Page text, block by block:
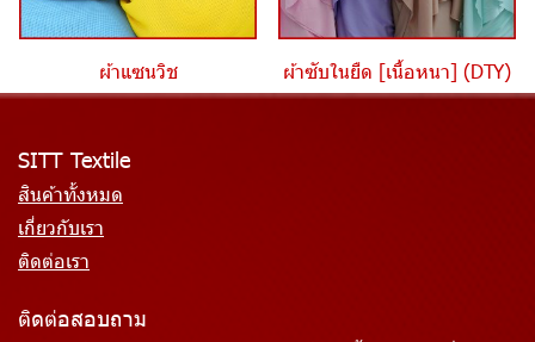
ผ้าแซนวิช ผ้าซับในยืด [เนื้อหนา] (DTY)
SITT Textile
สินค้าทั้งหมด
เกี่ยวกับเรา
ติดต่อเรา
ติดต่อสอบถาม